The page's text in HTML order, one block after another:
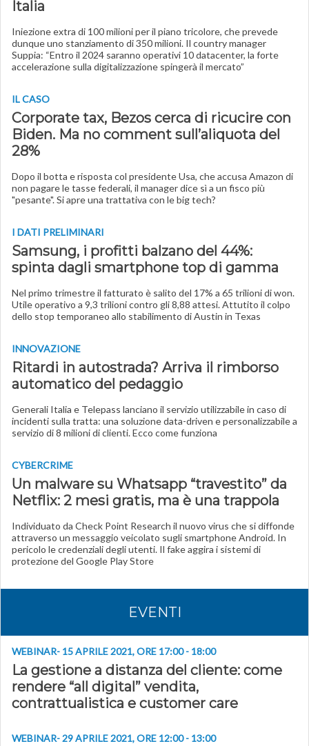
Italia
Iniezione extra di 100 milioni per il piano tricolore, che prevede
dunque uno stanziamento di 350 milioni. Il country manager
Suppia: “Entro il 2024 saranno operativi 10 datacenter, la forte
accelerazione sulla digitalizzazione spingerà il mercato”
IL CASO
Corporate tax, Bezos cerca di ricucire con
Biden. Ma no comment sull’aliquota del
28%
Dopo il botta e risposta col presidente Usa, che accusa Amazon di
non pagare le tasse federali, il manager dice sì a un fisco più
"pesante". Si apre una trattativa con le big tech?
I DATI PRELIMINARI
Samsung, i profitti balzano del 44%:
spinta dagli smartphone top di gamma
Nel primo trimestre il fatturato è salito del 17% a 65 trilioni di won.
Utile operativo a 9,3 trilioni contro gli 8,88 attesi. Attutito il colpo
dello stop temporaneo allo stabilimento di Austin in Texas
INNOVAZIONE
Ritardi in autostrada? Arriva il rimborso
automatico del pedaggio
Generali Italia e Telepass lanciano il servizio utilizzabile in caso di
incidenti sulla tratta: una soluzione data-driven e personalizzabile a
servizio di 8 milioni di clienti. Ecco come funziona
CYBERCRIME
Un malware su Whatsapp “travestito” da
Netflix: 2 mesi gratis, ma è una trappola
Individuato da Check Point Research il nuovo virus che si diffonde
attraverso un messaggio veicolato sugli smartphone Android. In
pericolo le credenziali degli utenti. Il fake aggira i sistemi di
protezione del Google Play Store
EVENTI
WEBINAR- 15 APRILE 2021, ORE 17:00 - 18:00
La gestione a distanza del cliente: come
rendere “all digital” vendita,
contrattualistica e customer care
WEBINAR- 29 APRILE 2021, ORE 12:00 - 13:00